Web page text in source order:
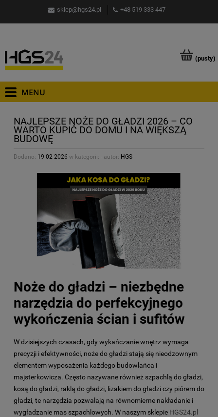
sklep@hgs24.pl +48 519 333 447
(pusty)
NAJLEPSZE NOŻE DO GŁADZI 2026 – CO
WARTO KUPIĆ DO DOMU I NA WIĘKSZĄ
BUDOWĘ
Dodano: 19-02-2026 w kategorii: - autor: HGS
Noże do gładzi – niezbędne
narzędzia do perfekcyjnego
wykończenia ścian i sufitów
W dzisiejszych czasach, gdy wykańczanie wnętrz wymaga
precyzji i efektywności, noże do gładzi stają się nieodzownym
elementem wyposażenia każdego budowlańca i
majsterkowicza. Często nazywane również szpachlą do gładzi,
kosą do gładzi, raklą do gładzi, lizakiem do gładzi czy piórem do
gładzi, te narzędzia pozwalają na równomierne nakładanie i
wygładzanie mas szpachlowych. W naszym sklepie HGS24.pl